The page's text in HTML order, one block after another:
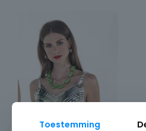
Toestemming